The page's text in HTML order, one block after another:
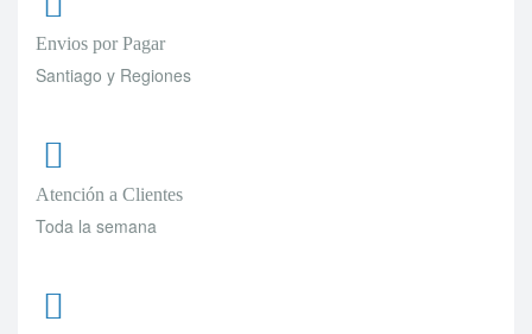
Envios por Pagar
Santiago y Regiones
Atención a Clientes
Toda la semana